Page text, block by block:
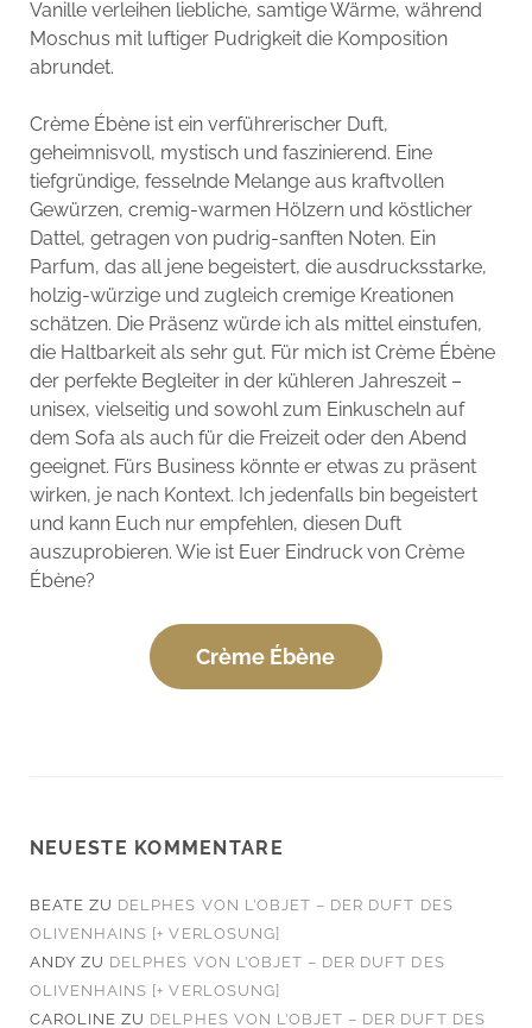
Vanille verleihen liebliche, samtige Wärme, während
Moschus mit luftiger Pudrigkeit die Komposition
abrundet.
Crème Ébène ist ein verführerischer Duft,
geheimnisvoll, mystisch und faszinierend. Eine
tiefgründige, fesselnde Melange aus kraftvollen
Gewürzen, cremig-warmen Hölzern und köstlicher
Dattel, getragen von pudrig-sanften Noten. Ein
Parfum, das all jene begeistert, die ausdrucksstarke,
holzig-würzige und zugleich cremige Kreationen
schätzen. Die Präsenz würde ich als mittel einstufen,
die Haltbarkeit als sehr gut. Für mich ist Crème Ébène
der perfekte Begleiter in der kühleren Jahreszeit –
unisex, vielseitig und sowohl zum Einkuscheln auf
dem Sofa als auch für die Freizeit oder den Abend
geeignet. Fürs Business könnte er etwas zu präsent
wirken, je nach Kontext. Ich jedenfalls bin begeistert
und kann Euch nur empfehlen, diesen Duft
auszuprobieren. Wie ist Euer Eindruck von Crème
Ébène?
Crème Ébène
NEUESTE KOMMENTARE
BEATE ZU DELPHES VON L’OBJET – DER DUFT DES
OLIVENHAINS [+ VERLOSUNG]
ANDY ZU DELPHES VON L’OBJET – DER DUFT DES
OLIVENHAINS [+ VERLOSUNG]
CAROLINE ZU DELPHES VON L’OBJET – DER DUFT DES